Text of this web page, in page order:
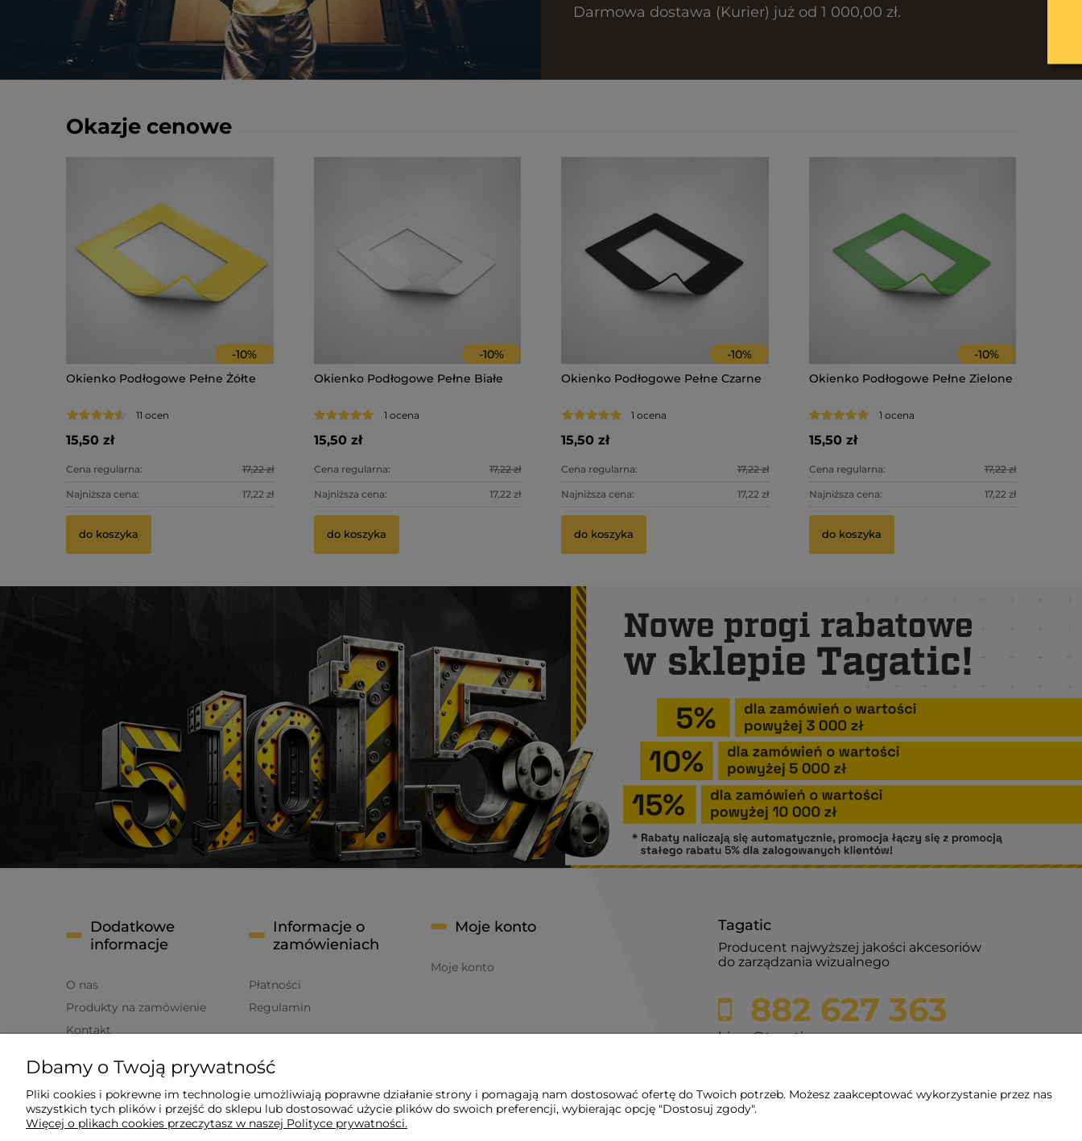
Darmowa dostawa (Kurier) już od 1 000,00 zł.
Okazje cenowe
-10%
Okienko Podłogowe Pełne Żółte
11 ocen
15,50 zł
Cena regularna: 17,22 zł
Najniższa cena: 17,22 zł
do koszyka
-10%
Okienko Podłogowe Pełne Białe
1 ocena
15,50 zł
Cena regularna: 17,22 zł
Najniższa cena: 17,22 zł
do koszyka
-10%
Okienko Podłogowe Pełne Czarne
1 ocena
15,50 zł
Cena regularna: 17,22 zł
Najniższa cena: 17,22 zł
do koszyka
-10%
Okienko Podłogowe Pełne Zielone
1 ocena
15,50 zł
Cena regularna: 17,22 zł
Najniższa cena: 17,22 zł
do koszyka
Tagatic
Producent najwyższej jakości akcesoriów
do zarządzania wizualnego
882 627 363
biuro@tagatic.com
produkcyjnych
Dodatkowe
informacje
O nas
Produkty na zamówienie
Kontakt
Polityka prywatności
Informacje o
zamówieniach
Płatności
Regulamin
Moje konto
Moje konto
Dbamy o Twoją prywatność
Pliki cookies i pokrewne im technologie umożliwiają poprawne działanie strony i pomagają nam dostosować ofertę do Twoich potrzeb. Możesz zaakceptować wykorzystanie przez nas
wszystkich tych plików i przejść do sklepu lub dostosować użycie plików do swoich preferencji, wybierając opcję "Dostosuj zgody".
Więcej o plikach cookies przeczytasz w naszej Polityce prywatności.